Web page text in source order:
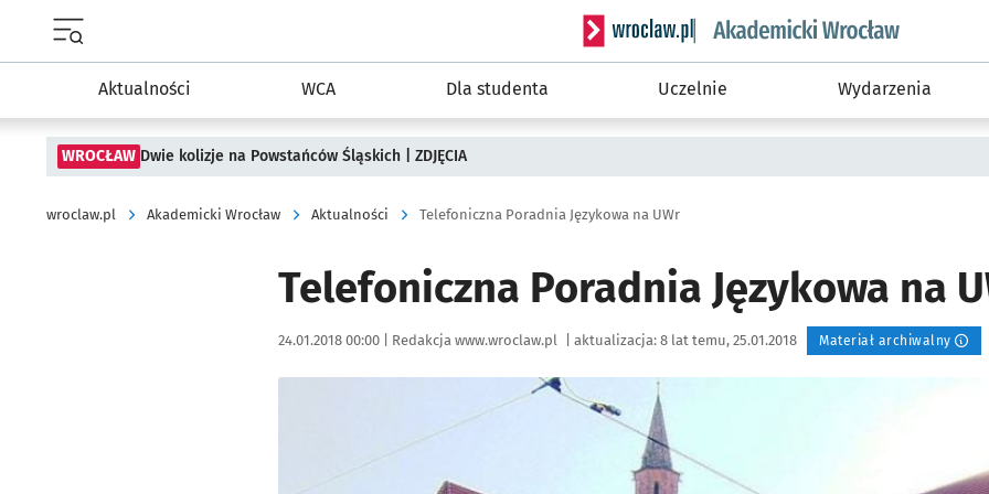
Menu główne portalu wroclaw.pl
Serwis informacyjny wroclaw.pl podserwis:
Aktualności WCA Dla studenta Uczelnie Wydarzenia
WROCŁAW Dwie kolizje na Powstańców Śląskich | ZDJĘCIA
wroclaw.pl Akademicki Wrocław Aktualności Telefoniczna Poradnia Językowa na UWr
Telefoniczna Poradnia Językowa na
Data publikacji:
24.01.2018 00:00 | Autor:
Redakcja www.wroclaw.pl aktualizacja: 8 lat temu, 25.01.2018 Materiał archiwalny